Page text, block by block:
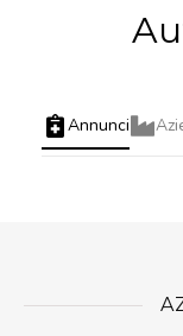
Annunci